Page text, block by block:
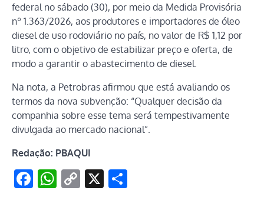
federal no sábado (30), por meio da Medida Provisória
nº 1.363/2026, aos produtores e importadores de óleo
diesel de uso rodoviário no país, no valor de R$ 1,12 por
litro, com o objetivo de estabilizar preço e oferta, de
modo a garantir o abastecimento de diesel.
Na nota, a Petrobras afirmou que está avaliando os
termos da nova subvenção: “Qualquer decisão da
companhia sobre esse tema será tempestivamente
divulgada ao mercado nacional”.
Redação: PBAQUI
Facebook
WhatsApp
Copy
X